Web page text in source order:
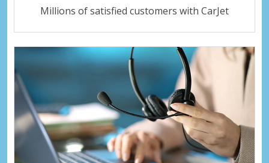
Millions of satisfied customers with CarJet